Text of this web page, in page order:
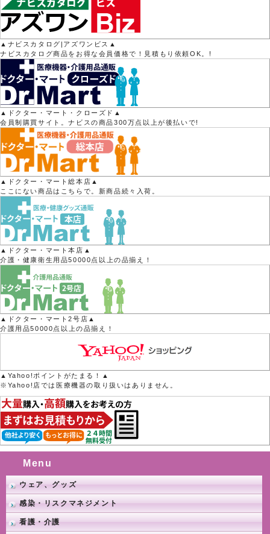
▲ナビスカタログ|アズワンビス▲
ナビスカタログ商品をお得な会員価格で！見積もり依頼OK。!
▲ドクター・マート・クローズド▲
会員制購買サイト。ナビスの商品300万点以上が後払いで!
▲ドクター・マート総本店▲
ここにない商品はこちらで。新商品続々入荷。
▲ドクター・マート本店▲
介護・健康衛生用品50000点以上の品揃え！
▲ドクター・マート2号店▲
介護用品50000点以上の品揃え！
▲Yahoo!ポイントがたまる！▲
※Yahoo!店では医療機器の取り扱いはありません。
Menu
ウェア、グッズ
感染・リスクマネジメント
看護・介護